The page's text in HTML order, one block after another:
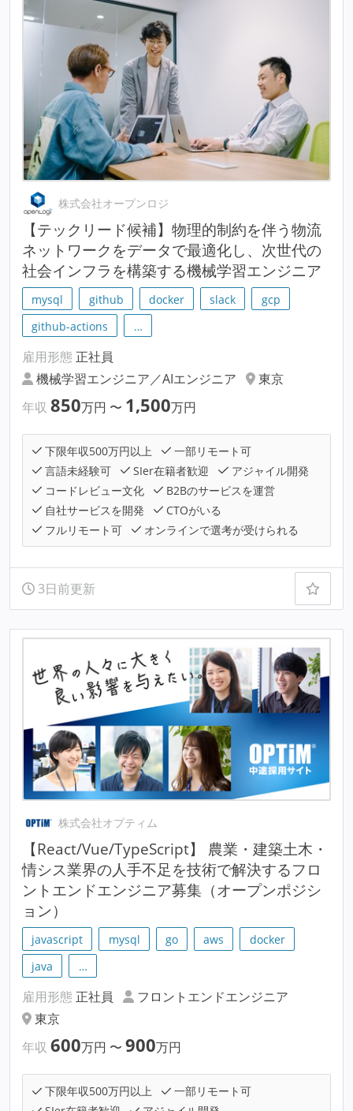
株式会社オープンロジ
【テックリード候補】物理的制約を伴う物流
ネットワークをデータで最適化し、次世代の
社会インフラを構築する機械学習エンジニア
mysql github docker slack
gcp
github-actions
…
雇用形態 正社員
機械学習エンジニア／AIエンジニア
東京
年収 850万円 〜 1,500万円
下限年収500万円以上
一部リモート可
言語未経験可
SIer在籍者歓迎
アジャイル開発
コードレビュー文化
B2Bのサービスを運営
自社サービスを開発
CTOがいる
フルリモート可
オンラインで選考が受けられる
3日前更新
株式会社オプティム
【React/Vue/TypeScript】 農業・建築土木・
情シス業界の人手不足を技術で解決するフロ
ントエンドエンジニア募集（オープンポジシ
ョン）
javascript mysql go aws
docker
java
…
雇用形態 正社員
フロントエンドエンジニア
東京
年収 600万円 〜 900万円
下限年収500万円以上
一部リモート可